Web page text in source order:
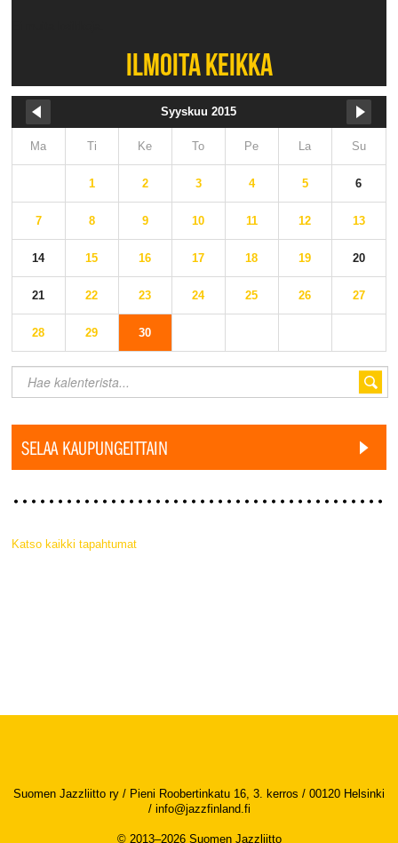
ILMOITA KEIKKA
Syyskuu 2015
Ma Ti Ke To Pe La Su
1 2 3 4 5 6
7 8 9 10 11 12 13
14 15 16 17 18 19 20
21 22 23 24 25 26 27
28 29 30
SELAA KAUPUNGEITTAIN
Katso kaikki tapahtumat
Suomen Jazzliitto ry / Pieni Roobertinkatu 16, 3. kerros / 00120 Helsinki
/ info@jazzfinland.fi
© 2013–2026 Suomen Jazzliitto